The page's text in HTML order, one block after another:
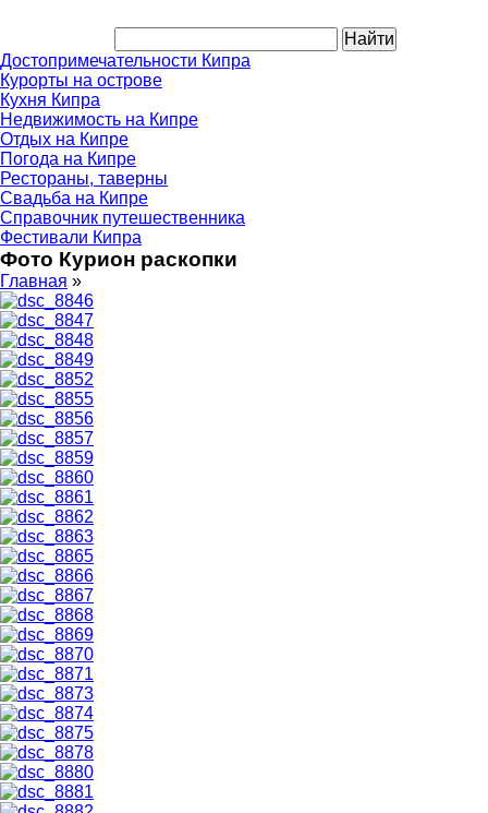
Достопримечательности Кипра
Курорты на острове
Кухня Кипра
Недвижимость на Кипре
Отдых на Кипре
Погода на Кипре
Рестораны, таверны
Свадьба на Кипре
Справочник путешественника
Фестивали Кипра
Фото Курион раскопки
Главная »